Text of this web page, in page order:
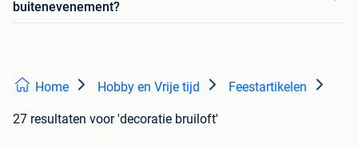
buitenevenement?
Home Hobby en Vrije tijd Feestartikelen
27 resultaten voor 'decoratie bruiloft'